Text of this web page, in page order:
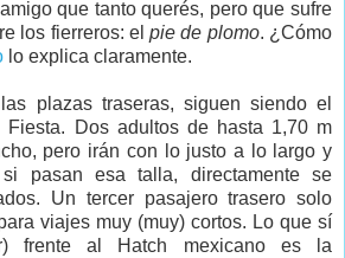
que tanto querés, pero que sufre
los fierreros: elpie de plomo. ¿Cómo
lo explica claramente.
plazas traseras, siguen siendo el
Fiesta. Dos adultos de hasta 1,70 m
pero irán con lo justo a lo largo y
pasan esa talla, directamente se
Un tercer pasajero trasero solo
viajes muy (muy) cortos. Lo que sí
frente al Hatch mexicano es la